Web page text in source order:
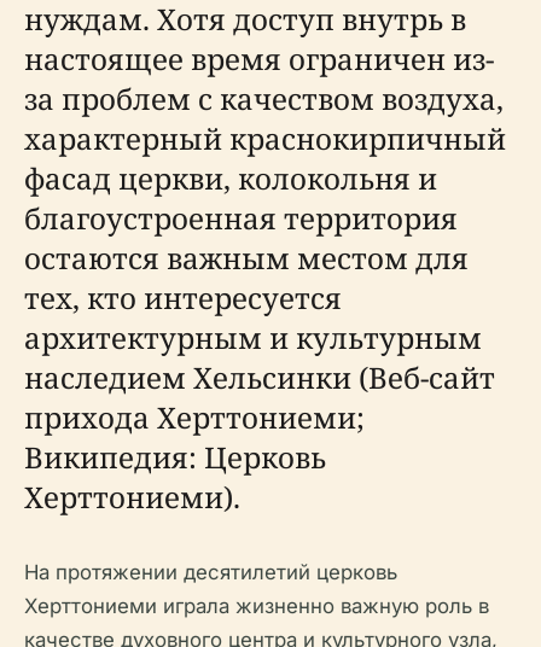
нуждам. Хотя доступ внутрь в
настоящее время ограничен из-
за проблем с качеством воздуха,
характерный краснокирпичный
фасад церкви, колокольня и
благоустроенная территория
остаются важным местом для
тех, кто интересуется
архитектурным и культурным
наследием Хельсинки (Веб-сайт
прихода Херттониеми;
Википедия: Церковь
Херттониеми).
На протяжении десятилетий церковь
Херттониеми играла жизненно важную роль в
качестве духовного центра и культурного узла,